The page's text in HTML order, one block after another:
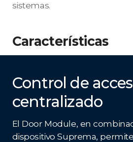
sistemas.
Características
Control de
centralizado
El Door Module, en
dispositivo Suprema,